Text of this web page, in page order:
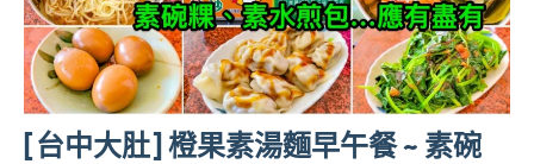
[台中大肚] 橙果素湯麵早午餐 ~ 素碗